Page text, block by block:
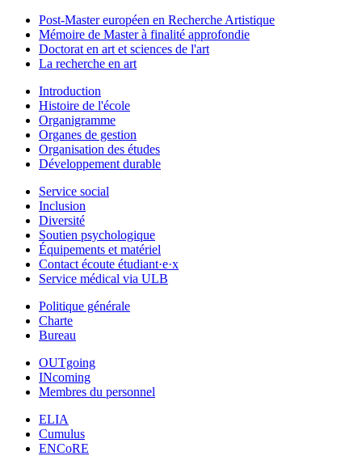
Post-Master européen en Recherche Artistique
Mémoire de Master à finalité approfondie
Doctorat en art et sciences de l'art
La recherche en art
Introduction
Histoire de l'école
Organigramme
Organes de gestion
Organisation des études
Développement durable
Service social
Inclusion
Diversité
Soutien psychologique
Équipements et matériel
Contact écoute étudiant·e·x
Service médical via ULB
Politique générale
Charte
Bureau
OUTgoing
INcoming
Membres du personnel
ELIA
Cumulus
ENCoRE